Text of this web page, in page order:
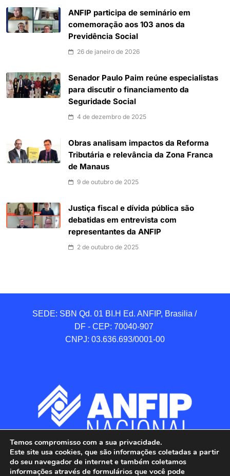
ANFIP participa de seminário em
comemoração aos 103 anos da
Previdência Social
26 de janeiro de 2026
Senador Paulo Paim reúne especialistas
para discutir o financiamento da
Seguridade Social
4 de dezembro de 2025
Obras analisam impactos da Reforma
Tributária e relevância da Zona Franca
de Manaus
9 de outubro de 2025
Justiça fiscal e dívida pública são
debatidas em entrevista com
representantes da ANFIP
2 de outubro de 2025
SEDE: SBN Qd. 01 BI.H Ed. ANFIP, Brasilia /
DF - CEP: 70040-907
CNPJ: 03.636.693/0001-00
Temos compromisso com a sua privacidade.
Este site usa cookies, que são informações coletadas a partir
do seu navegador de internet e também coletamos
informações através de formulários que você pode